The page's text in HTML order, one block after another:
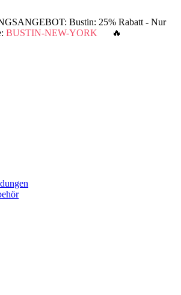
Bustin: 25% Rabatt - Nur
BUSTIN-NEW-YORK 🔥